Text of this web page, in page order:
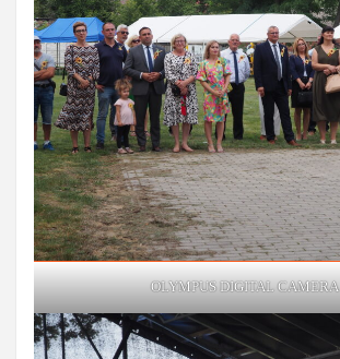
OLYMPUS DIGITAL CAMERA